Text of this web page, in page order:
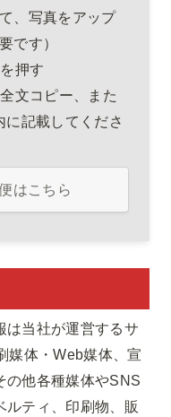
、写真をアップ
です）
押す
文コピー、また
記載してくださ
はこちら
は当社が運営するサ
媒体・Web媒体、宣
の他各種媒体やSNS
ルティ、印刷物、販